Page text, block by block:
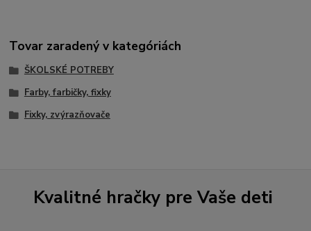
Tovar zaradený v kategóriách
ŠKOLSKÉ POTREBY
Farby, farbičky, fixky
Fixky, zvýrazňovače
Kvalitné hračky pre Vaše deti